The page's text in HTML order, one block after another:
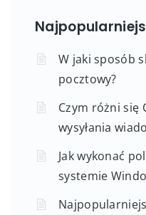
W jaki sposób
pocztowy?
Czym różni się
wysyłania
Jak wykonać
systemie